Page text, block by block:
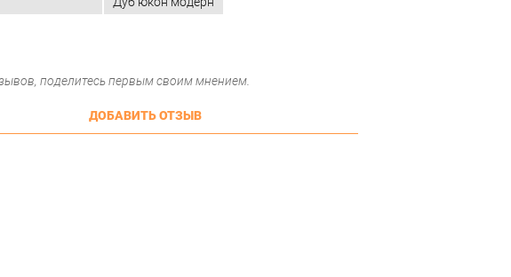
поделитесь первым своим мнением.
ДОБАВИТЬ ОТЗЫВ